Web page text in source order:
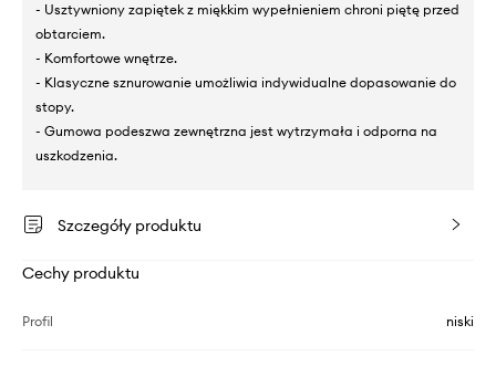
- Usztywniony zapiętek z miękkim wypełnieniem chroni piętę przed
obtarciem.
- Komfortowe wnętrze.
- Klasyczne sznurowanie umożliwia indywidualne dopasowanie do
stopy.
- Gumowa podeszwa zewnętrzna jest wytrzymała i odporna na
uszkodzenia.
Szczegóły produktu
Cechy produktu
Profil niski